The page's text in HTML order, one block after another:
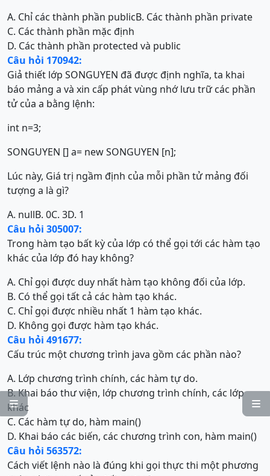


A. Chỉ các thành phần publicB. Các thành phần private
C. Các thành phần mặc định
D. Các thành phần protected và public
Câu hỏi 170942:
Giả thiết lớp SONGUYEN đã được định nghĩa, ta khai
báo mảng a và xin cấp phát vùng nhớ lưu trữ các phần
tử của a bằng lệnh:
int n=3;
SONGUYEN [] a= new SONGUYEN [n];
Lúc này, Giá trị ngầm định của mỗi phần tử mảng đối
tượng a là gì?
A. nullB. 0C. 3D. 1
Câu hỏi 305007:
Trong hàm tạo bất kỳ của lớp có thể gọi tới các hàm tạo
khác của lớp đó hay không?
A. Chỉ gọi được duy nhất hàm tạo không đối của lớp.
B. Có thể gọi tất cả các hàm tạo khác.
C. Chỉ gọi được nhiều nhất 1 hàm tạo khác.
D. Không gọi được hàm tạo khác.
Câu hỏi 491677:
Cấu trúc một chương trình java gồm các phần nào?
A. Lớp chương trình chính, các hàm tự do.
B. Khai báo thư viện, lớp chương trình chính, các lớp
khác
C. Các hàm tự do, hàm main()
D. Khai báo các biến, các chương trình con, hàm main()
Câu hỏi 563572:
Cách viết lệnh nào là đúng khi gọi thực thi một phương